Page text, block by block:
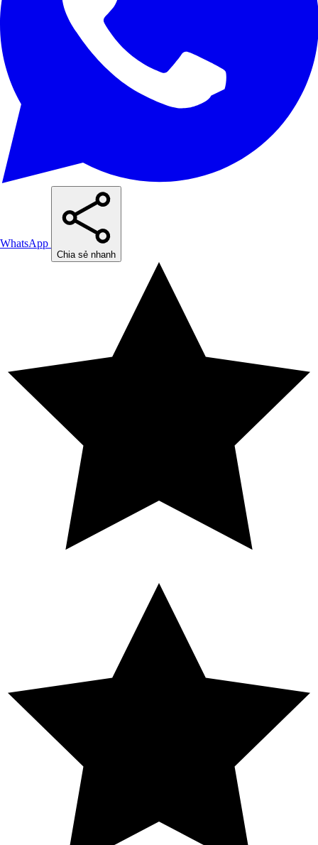
WhatsApp
Chia sẻ nhanh